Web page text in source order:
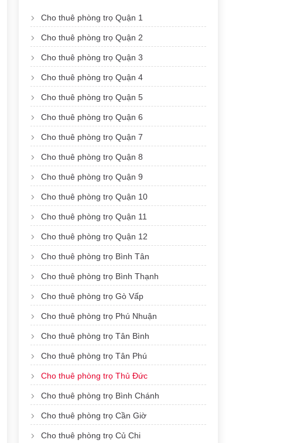
Cho thuê phòng trọ Quận 1
Cho thuê phòng trọ Quận 2
Cho thuê phòng trọ Quận 3
Cho thuê phòng trọ Quận 4
Cho thuê phòng trọ Quận 5
Cho thuê phòng trọ Quận 6
Cho thuê phòng trọ Quận 7
Cho thuê phòng trọ Quận 8
Cho thuê phòng trọ Quận 9
Cho thuê phòng trọ Quận 10
Cho thuê phòng trọ Quận 11
Cho thuê phòng trọ Quận 12
Cho thuê phòng trọ Bình Tân
Cho thuê phòng trọ Bình Thạnh
Cho thuê phòng trọ Gò Vấp
Cho thuê phòng trọ Phú Nhuận
Cho thuê phòng trọ Tân Bình
Cho thuê phòng trọ Tân Phú
Cho thuê phòng trọ Thủ Đức
Cho thuê phòng trọ Bình Chánh
Cho thuê phòng trọ Cần Giờ
Cho thuê phòng trọ Củ Chi